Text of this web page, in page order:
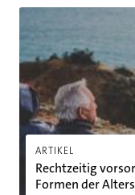
ARTIKEL
Rechtzeitig
Formen der